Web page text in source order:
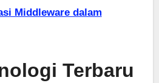
Middleware dalam
Terbaru